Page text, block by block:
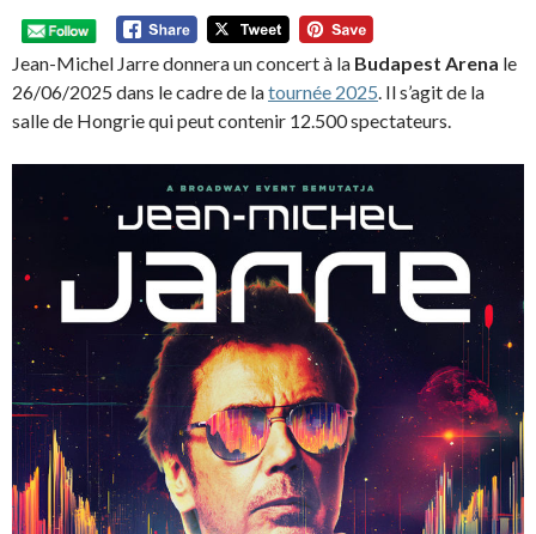
Jean-Michel Jarre donnera un concert à la Budapest Arena le
26/06/2025 dans le cadre de latournée 2025. Il s’agit de la
salle de Hongrie qui peut contenir 12.500 spectateurs.